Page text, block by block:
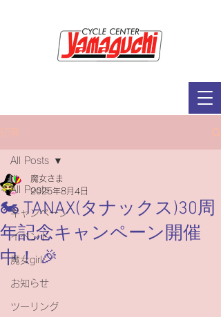
All Posts
キャンペーン
イベント
魔女girl
お知らせ
ツーリング
All Posts
🏍 TANAX(タナックス)30周
年記念キャンペーン開催
中！ 🎉
魔女さま
2025年8月4日